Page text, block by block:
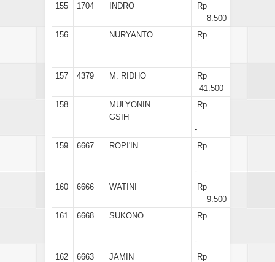
155
1704 INDRO
Rp
8.500
156
NURYANTO Rp
-
157
4379 M. RIDHO
Rp
41.500
158
MULYONIN
GSIH
Rp
-
159
6667 ROPI'IN Rp
-
160
6666 WATINI
Rp
9.500
161
6668 SUKONO Rp
-
162
6663 JAMIN
Rp